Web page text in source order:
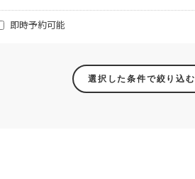
即時予約可能
選択した条件で絞り込む